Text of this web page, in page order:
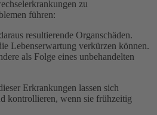
zu
führen:
resultierende Organschäden.
Lebenserwartung verkürzen können.
als Folge eines unbehandelten
Erkrankungen lassen sich
kontrollieren, wenn sie frühzeitig